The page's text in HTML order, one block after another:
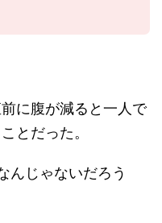
に腹が減ると一人で
とだった。
んじゃないだろう